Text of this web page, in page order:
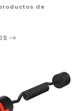
de